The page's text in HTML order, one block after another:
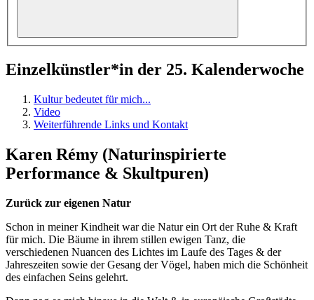
Einzelkünstler*in der 25. Kalenderwoche
Kultur bedeutet für mich...
Video
Weiterführende Links und Kontakt
Karen Rémy (Naturinspirierte
Performance & Skultpuren)
Zurück zur eigenen Natur
Schon in meiner Kindheit war die Natur ein Ort der Ruhe & Kraft
für mich. Die Bäume in ihrem stillen ewigen Tanz, die
verschiedenen Nuancen des Lichtes im Laufe des Tages & der
Jahreszeiten sowie der Gesang der Vögel, haben mich die Schönheit
des einfachen Seins gelehrt.